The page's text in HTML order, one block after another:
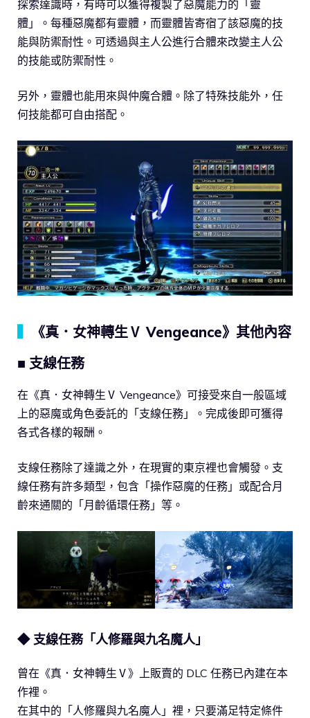
探索達識時，有時可以獲得複製了惡魔能力的「靈
體」。每種惡魔都有靈體，而靈體皆寄宿了該惡魔的技
能與防禦耐性。可透過與主人公進行合體來改變主人公
的技能或防禦耐性。
另外，靈體也能用來與仲魔合體。除了特殊技能外，任
何技能都可自由搭配。
《真．女神轉生Ⅴ Vengeance》其他內容
■ 支線任務
在《真．女神轉生Ⅴ Vengeance》可接受來自一般區域
上的惡魔或角色委託的「支線任務」。完成後即可獲得
各式各樣的報酬。
支線任務除了達識之外，在現實的東京裡也會觸發。支
線任務有許多類型，包含「操作惡魔的任務」或配合月
齡來通關的「月齡循環任務」等。
◆ 支線任務「人修羅與九名魔人」
曾在《真．女神轉生Ⅴ》上販賣的 DLC 任務已內建在本
作裡。
在其中的「人修羅與九名魔人」裡，只要滿足特定條件